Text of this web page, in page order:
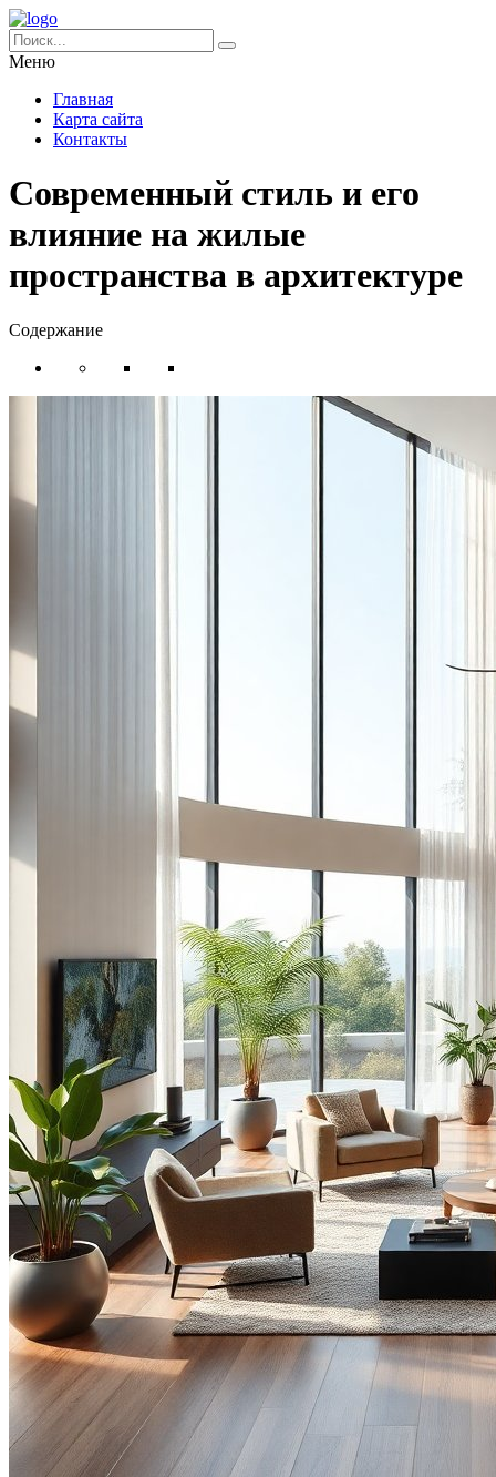
Меню
Главная
Карта сайта
Контакты
Современный стиль и его
влияние на жилые
пространства в архитектуре
Содержание